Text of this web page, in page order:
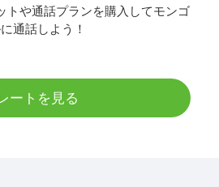
トや通話プランを購入してモンゴ
通話しよう！
ートを見る